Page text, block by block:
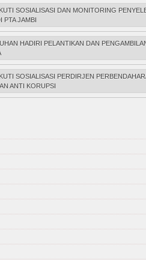
SOSIALISASI DAN MONITORING
PTA JAMBI
HADIRI PELANTIKAN DAN
SOSIALISASI PERDIRJEN
ANTI KORUPSI